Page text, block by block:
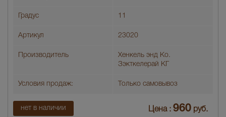
Градус 11
Артикул 23020
Производитель
Хенкель энд Ко.
Зэкткелерай КГ
Условия продаж: Только самовывоз
нет в наличии Цена : 960 руб.